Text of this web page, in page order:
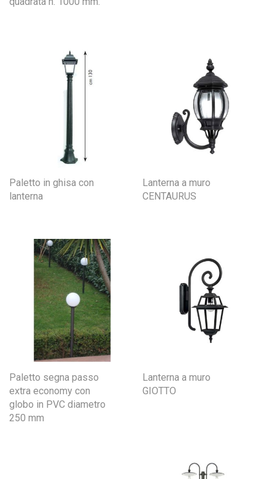
Paletto in ghisa con
lanterna
Lanterna a muro
CENTAURUS
Paletto segna passo
extra economy con
globo in PVC diametro
250 mm
Lanterna a muro
GIOTTO